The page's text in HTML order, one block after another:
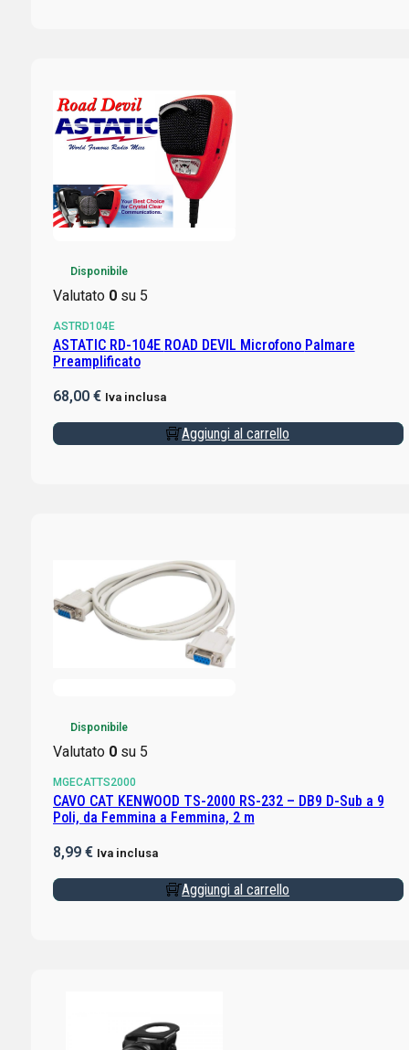
Disponibile
Valutato 0su 5
ASTRD104E
ASTATIC RD-104E ROAD DEVIL Microfono Palmare
Preamplificato
68,00 € Iva inclusa
Aggiungi al carrello
Disponibile
Valutato 0su 5
MGECATTS2000
CAVO CAT KENWOOD TS-2000 RS-232 – DB9 D-Sub a 9
Poli, da Femmina a Femmina, 2 m
8,99 € Iva inclusa
Aggiungi al carrello